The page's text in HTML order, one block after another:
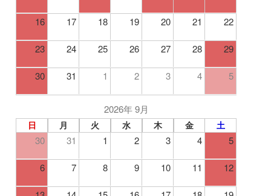
16 17 18 19 20 21 22
23 24 25 26 27 28 29
30 31 1 2 3 4 5
2026年 9月
日 月 火 水 木 金 土
30 31 1 2 3 4 5
6 7 8 9 10 11 12